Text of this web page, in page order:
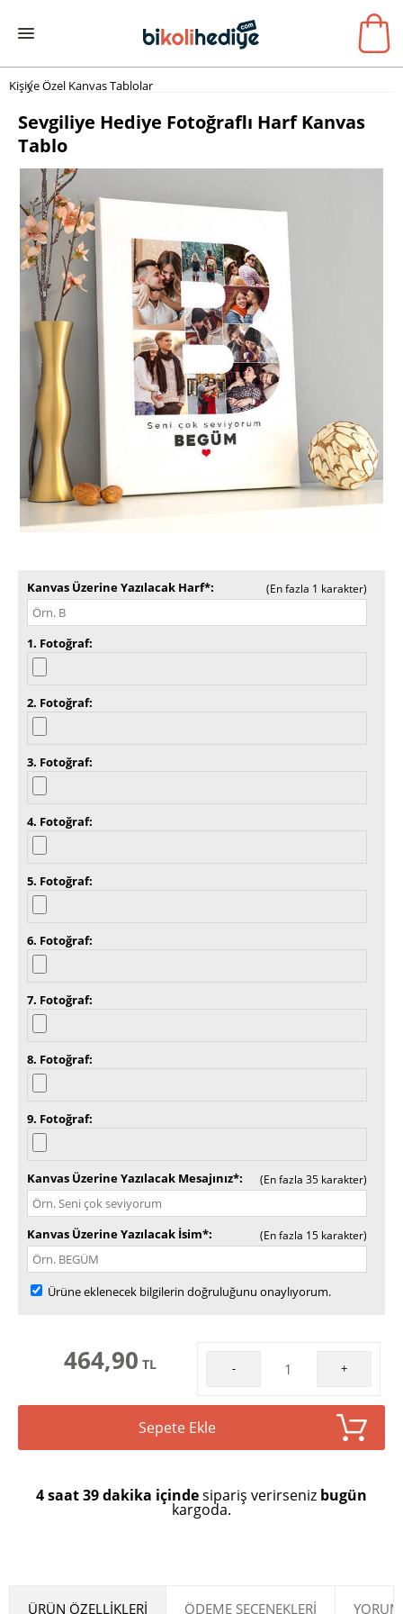
Kişiye Özel Kanvas Tablolar
Sevgiliye Hediye Fotoğraflı Harf Kanvas
Tablo
Kanvas Üzerine Yazılacak Harf* (En fazla 1 karakter)
1. Fotoğraf
2. Fotoğraf
3. Fotoğraf
4. Fotoğraf
5. Fotoğraf
6. Fotoğraf
7. Fotoğraf
8. Fotoğraf
9. Fotoğraf
Kanvas Üzerine Yazılacak Mesajınız* (En fazla 35 karakter)
Kanvas Üzerine Yazılacak İsim* (En fazla 15 karakter)
Ürüne eklenecek bilgilerin doğruluğunu onaylıyorum.
464,90 TL - +
Sepete Ekle
4 saat 39 dakika içindesipariş verirseniz bugün
kargoda.
ÜRÜN ÖZELLIKLERI ÖDEME SEÇENEKLERI